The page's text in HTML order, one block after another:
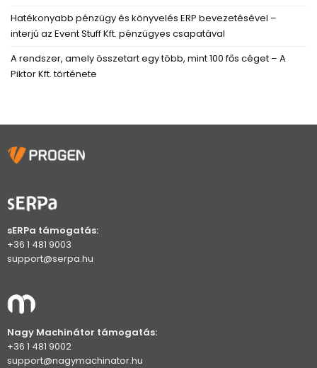
Hatékonyabb pénzügy és könyvelés ERP bevezetésével –
interjú az Event Stuff Kft. pénzügyes csapatával
A rendszer, amely összetart egy több, mint 100 fős céget – A
Piktor Kft. története
sERPa támogatás:
+36 1 481 9003
support@serpa.hu
Nagy Machinátor támogatás:
+36 1 481 9002
support@nagymachinator.hu